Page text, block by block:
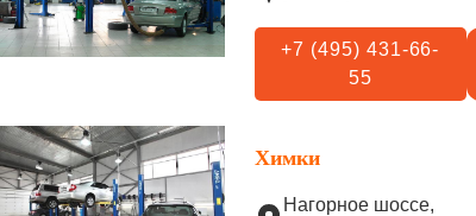
+7 (495) 431-66-
55
Химки
Нагорное шоссе,